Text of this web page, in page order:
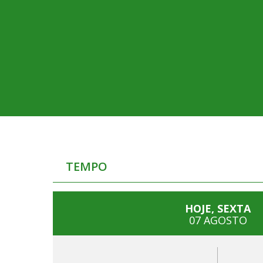
TEMPO
HOJE, SEXTA
07 AGOSTO